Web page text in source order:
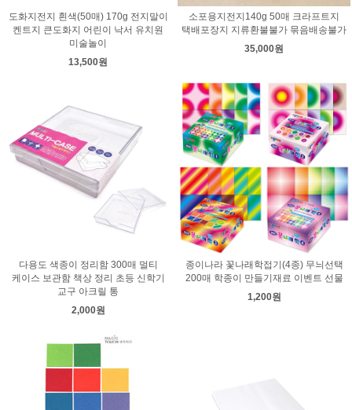
도화지전지 흰색(50매) 170g 전지말이
켄트지 큰도화지 어린이 낙서 유치원
미술놀이
13,500원
소포용지전지140g 50매 크라프트지
택배포장지 지류환불불가 묶음배송불가
35,000원
다용도 색종이 정리함 300매 멀티
케이스 보관함 책상 정리 초등 신학기
교구 아크릴 통
2,000원
종이나라 꽃나래학접기(4종) 무늬선택
200매 학종이 만들기재료 이벤트 선물
1,200원